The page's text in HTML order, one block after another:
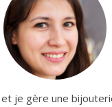
et je gère une